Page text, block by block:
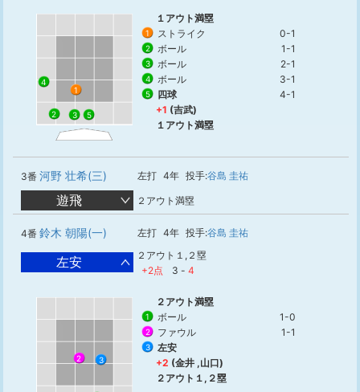
1
2 3
4
5
１アウト満塁
1 ストライク 0-1
2 ボール 1-1
3 ボール 2-1
4 ボール 3-1
5 四球
4-1
+1 (吉武)
１アウト満塁
3番 河野 壮希(三) 左打 4年 投手:谷島 圭祐
遊飛 ２アウト満塁
4番 鈴木 朝陽(一) 左打 4年 投手:谷島 圭祐
左安
２アウト１,２塁
+2点
3 - 4
2 3
２アウト満塁
1 ボール 1-0
2 ファウル 1-1
3
左安
+2 (金井 ,山口)
２アウト１,２塁